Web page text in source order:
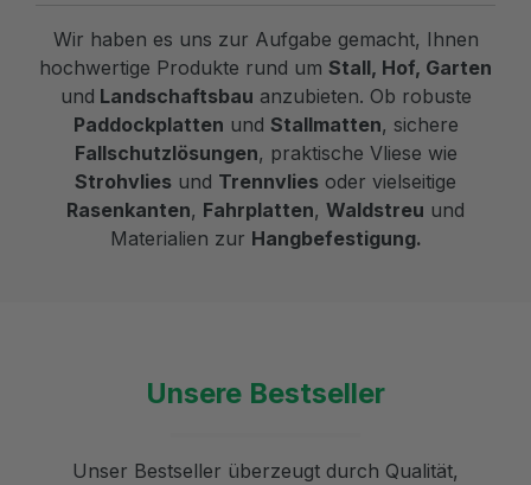
Wir haben es uns zur Aufgabe gemacht, Ihnen
hochwertige Produkte rund um Stall, Hof, Garten
und Landschaftsbau anzubieten. Ob robuste
Paddockplatten und Stallmatten, sichere
Fallschutzlösungen, praktische Vliese wie
Strohvlies und Trennvlies oder vielseitige
Rasenkanten, Fahrplatten, Waldstreu und
Materialien zur Hangbefestigung.
Unsere Bestseller
Unser Bestseller überzeugt durch Qualität,